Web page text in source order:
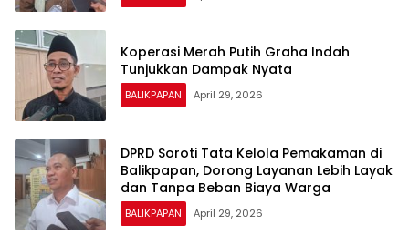
Koperasi Merah Putih Graha Indah
Tunjukkan Dampak Nyata
BALIKPAPAN April 29, 2026
DPRD Soroti Tata Kelola Pemakaman di
Balikpapan, Dorong Layanan Lebih Layak
dan Tanpa Beban Biaya Warga
BALIKPAPAN April 29, 2026